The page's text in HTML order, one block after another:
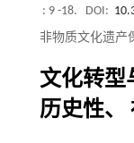
: 9 -18.
DOI:
非物质文化遗
文化转型
历史性、